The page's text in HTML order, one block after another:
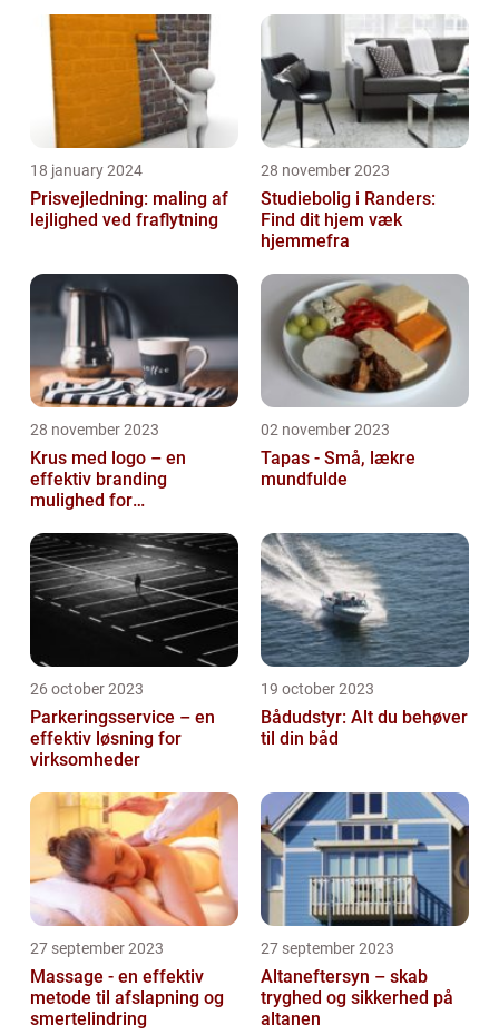
18 january 2024
Prisvejledning: maling af
lejlighed ved fraflytning
28 november 2023
Studiebolig i Randers:
Find dit hjem væk
hjemmefra
28 november 2023
Krus med logo – en
effektiv branding
mulighed for
02 november 2023
Tapas - Små, lækre
mundfulde
26 october 2023
Parkeringsservice – en
effektiv løsning for
virksomheder
19 october 2023
Bådudstyr: Alt du behøver
til din båd
27 september 2023
Massage - en effektiv
metode til afslapning og
smertelindring
27 september 2023
Altaneftersyn – skab
tryghed og sikkerhed på
altanen